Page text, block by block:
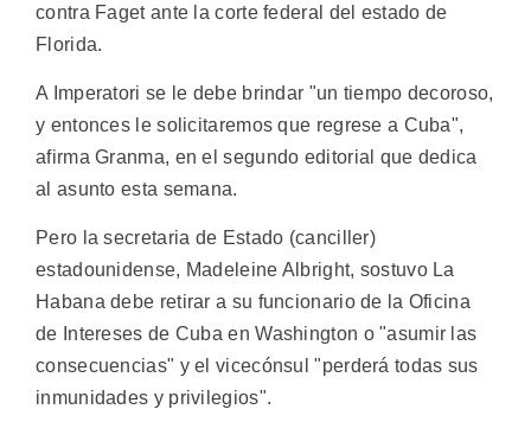
contra Faget ante la corte federal del estado de
Florida.
A Imperatori se le debe brindar "un tiempo decoroso,
y entonces le solicitaremos que regrese a Cuba",
afirma Granma, en el segundo editorial que dedica
al asunto esta semana.
Pero la secretaria de Estado (canciller)
estadounidense, Madeleine Albright, sostuvo La
Habana debe retirar a su funcionario de la Oficina
de Intereses de Cuba en Washington o "asumir las
consecuencias" y el vicecónsul "perderá todas sus
inmunidades y privilegios".